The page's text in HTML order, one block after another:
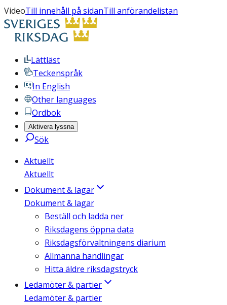
VideoTill innehåll på sidanTill anförandelistan
Lättläst
Teckenspråk
In English
Other languages
Ordbok
Aktivera lyssna
Sök
Aktuellt
Aktuellt
Dokument & lagar
Dokument & lagar
Beställ och ladda ner
Riksdagens öppna data
Riksdagsförvaltningens diarium
Allmänna handlingar
Hitta äldre riksdagstryck
Ledamöter & partier
Ledamöter & partier